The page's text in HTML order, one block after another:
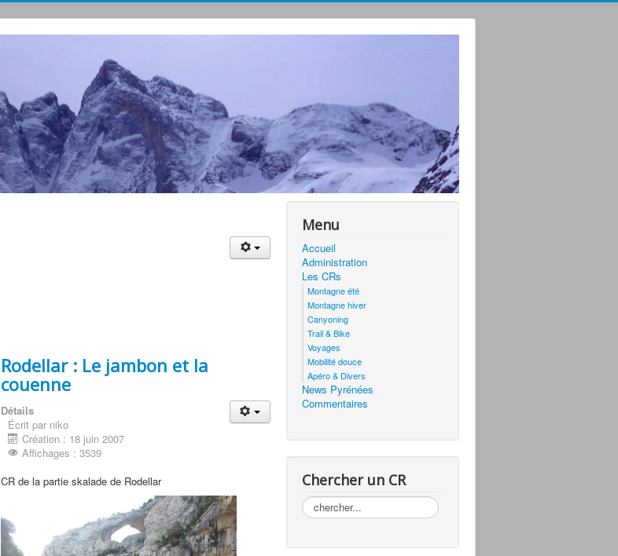
Rodellar : Le jambon et la
couenne
Détails
Écrit par niko
Création : 18 juin 2007
Affichages : 3539
CR de la partie skalade de Rodellar
Menu
Accueil
Administration
Les CRs
Montagne été
Montagne hiver
Canyoning
Trail & Bike
Voyages
Mobilité douce
Apéro & Divers
News Pyrénées
Commentaires
Chercher un CR
Rechercher